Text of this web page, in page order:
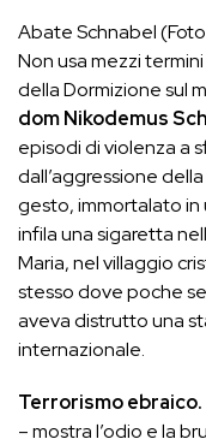
Abate Schnabel
Non usa mezzi
della Dormizione sul
dom Nikodemus
episodi di violenza a
dall’aggressione
gesto, immortalato in
infila una sigaretta
Maria, nel villaggio
stesso dove poche
aveva distrutto una
internazionale.
Terrorismo ebraico.
– mostra l’odio e la